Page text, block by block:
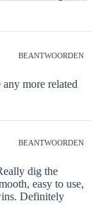
BEANTWOORDEN
more related
BEANTWOORDEN
dig the
easy to use,
Definitely